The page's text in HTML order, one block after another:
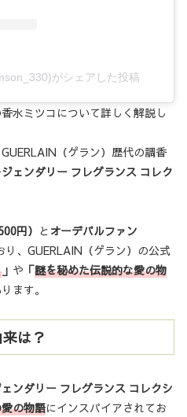
がシェアした投稿
水ミツコについて詳しく解説し
（ゲラン）歴代の調香
ジェンダリー フレグランス コレク
円） と オーデパルファン
り、GUERLAIN（ゲラン）の公式
」 や 「謎を秘めた伝説的な愛の物
ます。
は？
ェンダリー フレグランス コレクシ
の物語にインスパイアされてお